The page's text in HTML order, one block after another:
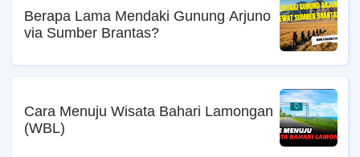
Berapa Lama Mendaki Gunung Arjuno
via Sumber Brantas?
Cara Menuju Wisata Bahari Lamongan
(WBL)